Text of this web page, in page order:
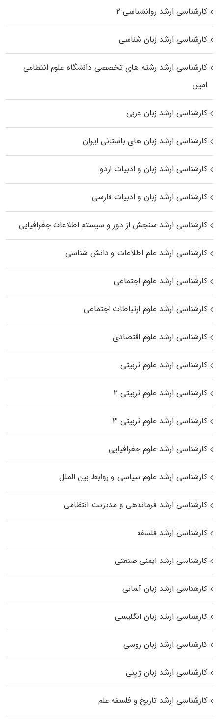
کارشناسی ارشد روانشناسی ۲
کارشناسی ارشد زبان شناسی
کارشناسی ارشد رﺷﺘﻪ ﻫﺎی تخصصی داﻧﺸﮕﺎه ﻋﻠﻮم انتظامی
اﻣﻴﻦ
کارشناسی ارشد زبان عربی
کارشناسی ارشد زبان‌ های باستانی ایران
کارشناسی ارشد زبان و ادبیات اردو
کارشناسی ارشد زبان و ادبیات فارسی
کارشناسی ارشد سنجش از دور و سیستم اطلاعات جغرافیایی
کارشناسی ارشد علم اطلاعات و دانش شناسی
کارشناسی ارشد علوم اجتماعی
کارشناسی ارشد علوم ارتباطات اجتماعی
کارشناسی ارشد علوم اقتصادی
کارشناسی ارشد علوم تربیتی
کارشناسی ارشد علوم تربیتی ۲
کارشناسی ارشد علوم تربیتی ۳
کارشناسی ارشد علوم جغرافیایی
کارشناسی ارشد علوم سیاسی و روابط بین الملل
کارشناسی ارشد فرماندهی و مدیریت انتظامی
کارشناسی ارشد فلسفه
کارشناسی ارشد ایمنی صنعتی
کارشناسی ارشد زبان آلمانی
کارشناسی ارشد زبان انگلیسی
کارشناسی ارشد زبان روسی
کارشناسی ارشد زبان ژاپنی
کارشناسی ارشد تاریخ و فلسفه علم